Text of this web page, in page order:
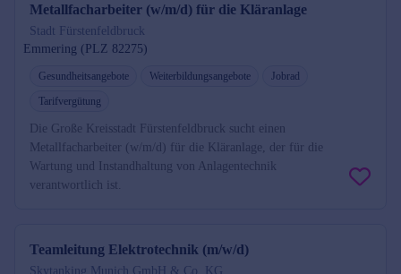
Metallfacharbeiter (w/m/d) für die Kläranlage
Stadt Fürstenfeldbruck
Emmering (PLZ 82275)
Gesundheitsangebote Weiterbildungsangebote
Jobrad
Tarifvergütung
Die Große Kreisstadt Fürstenfeldbruck sucht einen
Metallfacharbeiter (w/m/d) für die Kläranlage, der für die
Wartung und Instandhaltung von Anlagentechnik
verantwortlich ist.
Teamleitung Elektrotechnik (m/w/d)
Skytanking Munich GmbH & Co. KG